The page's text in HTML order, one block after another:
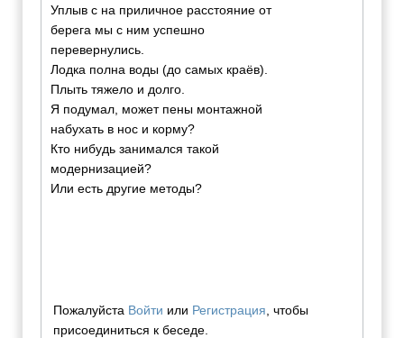
Уплыв с на приличное расстояние от
берега мы с ним успешно
перевернулись.
Лодка полна воды (до самых краёв).
Плыть тяжело и долго.
Я подумал, может пены монтажной
набухать в нос и корму?
Кто нибудь занимался такой
модернизацией?
Или есть другие методы?
Пожалуйста Войти или Регистрация , чтобы
присоединиться к беседе.